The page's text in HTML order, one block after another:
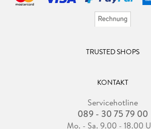
TRUSTED SHOPS
KONTAKT
Servicehotline
089 - 30 75 79 00
Mo. - Sa. 9.00 - 18.00